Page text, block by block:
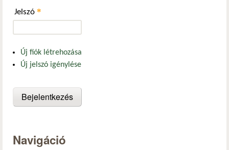
Jelszó *
Új fiók létrehozása
Új jelszó igénylése
Navigáció